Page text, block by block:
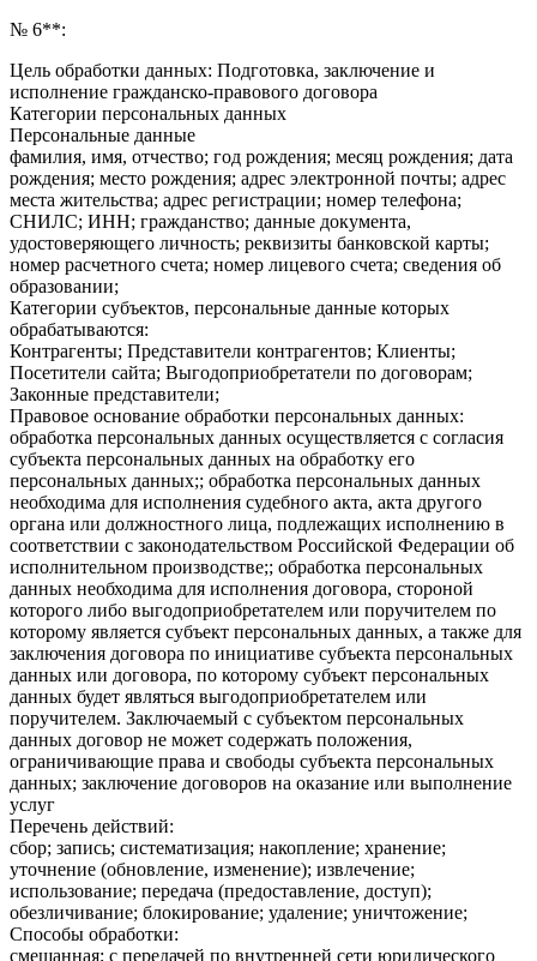
№ 6**:
Цель обработки данных: Подготовка, заключение и
исполнение гражданско-правового договора
Категории персональных данных
Персональные данные
фамилия, имя, отчество; год рождения; месяц рождения; дата
рождения; место рождения; адрес электронной почты; адрес
места жительства; адрес регистрации; номер телефона;
СНИЛС; ИНН; гражданство; данные документа,
удостоверяющего личность; реквизиты банковской карты;
номер расчетного счета; номер лицевого счета; сведения об
образовании;
Категории субъектов, персональные данные которых
обрабатываются:
Контрагенты; Представители контрагентов; Клиенты;
Посетители сайта; Выгодоприобретатели по договорам;
Законные представители;
Правовое основание обработки персональных данных:
обработка персональных данных осуществляется с согласия
субъекта персональных данных на обработку его
персональных данных;; обработка персональных данных
необходима для исполнения судебного акта, акта другого
органа или должностного лица, подлежащих исполнению в
соответствии с законодательством Российской Федерации об
исполнительном производстве;; обработка персональных
данных необходима для исполнения договора, стороной
которого либо выгодоприобретателем или поручителем по
которому является субъект персональных данных, а также для
заключения договора по инициативе субъекта персональных
данных или договора, по которому субъект персональных
данных будет являться выгодоприобретателем или
поручителем. Заключаемый с субъектом персональных
данных договор не может содержать положения,
ограничивающие права и свободы субъекта персональных
данных; заключение договоров на оказание или выполнение
услуг
Перечень действий:
сбор; запись; систематизация; накопление; хранение;
уточнение (обновление, изменение); извлечение;
использование; передача (предоставление, доступ);
обезличивание; блокирование; удаление; уничтожение;
Способы обработки:
смешанная; с передачей по внутренней сети юридического